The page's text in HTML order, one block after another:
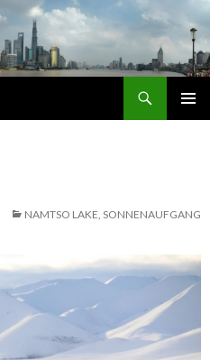
NAMTSO LAKE, SONNENAUFGANG